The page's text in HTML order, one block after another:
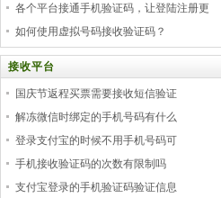
各个平台接通手机验证码，让登陆注册更
如何使用虚拟号码接收验证码？
接收平台
国庆节返程买票需要接收短信验证
解冻微信时绑定的手机号码有什么
登录支付宝的时候不用手机号码可
手机接收验证码的次数有限制吗
支付宝登录的手机验证码验证信息